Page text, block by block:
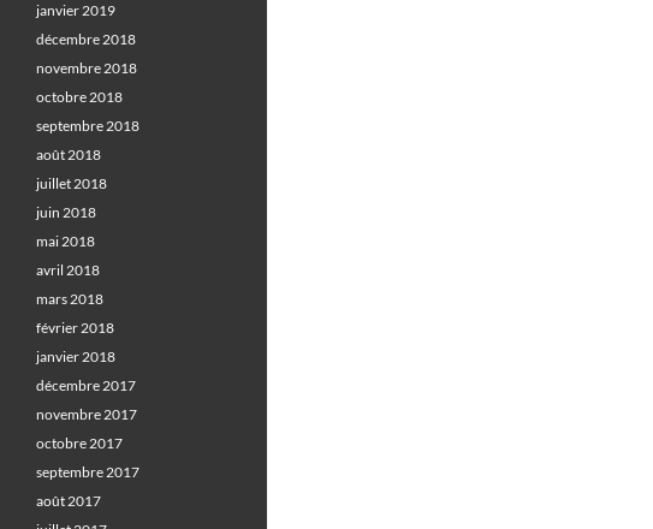
janvier 2019
décembre 2018
novembre 2018
octobre 2018
septembre 2018
août 2018
juillet 2018
juin 2018
mai 2018
avril 2018
mars 2018
février 2018
janvier 2018
décembre 2017
novembre 2017
octobre 2017
septembre 2017
août 2017